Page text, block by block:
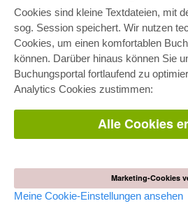
Cookies sind kleine Textdateien, mit
sog. Session speichert. Wir nutzen
Cookies, um einen komfortablen
können. Darüber hinaus können Sie
Buchungsportal fortlaufend zu
Analytics Cookies zustimmen:
Alle Cookies
Marketing-Cookies
Meine Cookie-Einstellungen ansehen
E-COLLECTION
Gesamtpaket
Fachbereichspakete
Bereitstellung von E-Books
Häufig gestellte Fragen (FAQ)
AGB